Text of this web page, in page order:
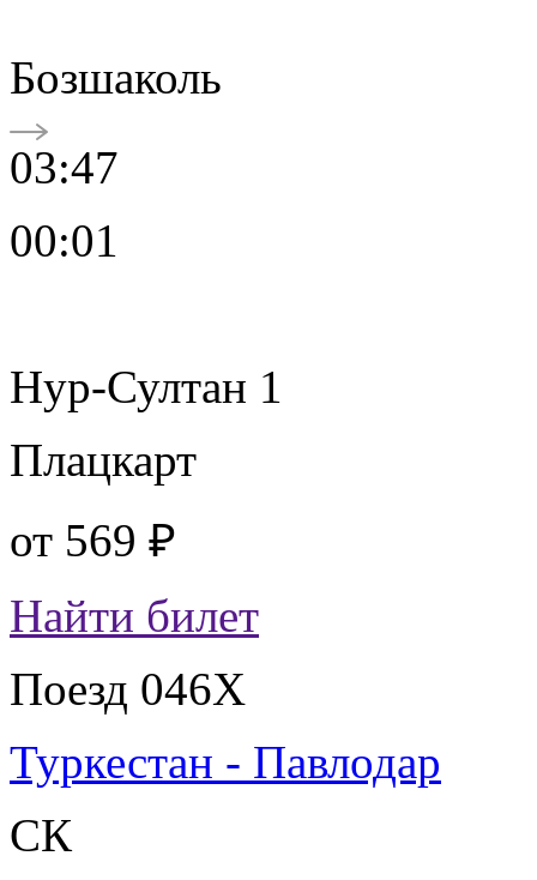
Бозшаколь
03:47
00:01
Нур-Султан 1
Плацкарт
от 569 ₽
Найти билет
Поезд 046Х
Туркестан - Павлодар
СК